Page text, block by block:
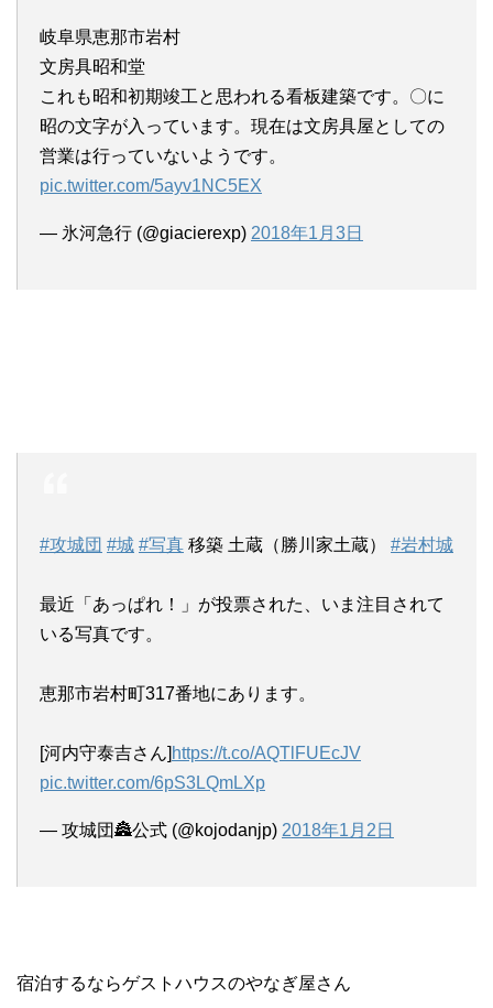
岐阜県恵那市岩村
文房具昭和堂
これも昭和初期竣工と思われる看板建築です。〇に
昭の文字が入っています。現在は文房具屋としての
営業は行っていないようです。
pic.twitter.com/5ayv1NC5EX
— 氷河急行 (@giacierexp) 2018年1月3日
#攻城団 #城 #写真 移築 土蔵（勝川家土蔵） #岩村城
最近「あっぱれ！」が投票された、いま注目されて
いる写真です。
恵那市岩村町317番地にあります。
[河内守泰吉さん] https://t.co/AQTlFUEcJV
pic.twitter.com/6pS3LQmLXp
— 攻城団🏯公式 (@kojodanjp) 2018年1月2日
宿泊するならゲストハウスのやなぎ屋さん